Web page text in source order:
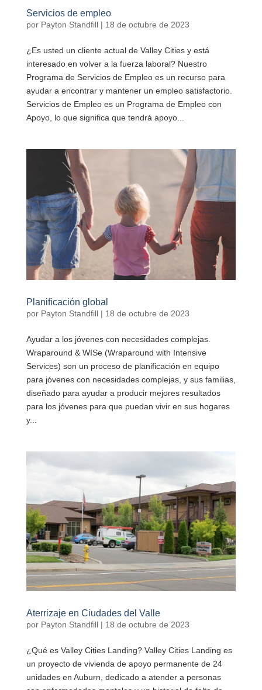
Servicios de empleo
por Payton Standfill| 18 de octubre de 2023
¿Es usted un cliente actual de Valley Cities y está
interesado en volver a la fuerza laboral? Nuestro
Programa de Servicios de Empleo es un recurso para
ayudar a encontrar y mantener un empleo satisfactorio.
Servicios de Empleo es un Programa de Empleo con
Apoyo, lo que significa que tendrá apoyo...
Planificación global
por Payton Standfill| 18 de octubre de 2023
Ayudar a los jóvenes con necesidades complejas.
Wraparound & WISe (Wraparound with Intensive
Services) son un proceso de planificación en equipo
para jóvenes con necesidades complejas, y sus familias,
diseñado para ayudar a producir mejores resultados
para los jóvenes para que puedan vivir en sus hogares
y...
Aterrizaje en Ciudades del Valle
por Payton Standfill| 18 de octubre de 2023
¿Qué es Valley Cities Landing? Valley Cities Landing es
un proyecto de vivienda de apoyo permanente de 24
unidades en Auburn, dedicado a atender a personas